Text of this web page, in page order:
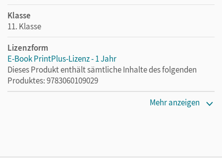
Klasse
11. Klasse
Lizenzform
E-Book PrintPlus-Lizenz - 1 Jahr
Dieses Produkt enthält sämtliche Inhalte des folgenden
Produktes: 9783060109029
ein Jahr lang ergänzend zum Print-Titel nutzen möchten.
Mehr anzeigen